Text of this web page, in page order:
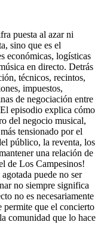
puesta al azar ni
sino que es el
económicas, logísticas
en directo. Detrás
técnicos, recintos,
impuestos,
de negociación entre
episodio explica cómo
del negocio musical,
tensionado por el
público, la reventa, los
una relación de
de Los Campesinos!
puede no ser
no siempre significa
no es necesariamente
permite que el concierto
comunidad que lo hace